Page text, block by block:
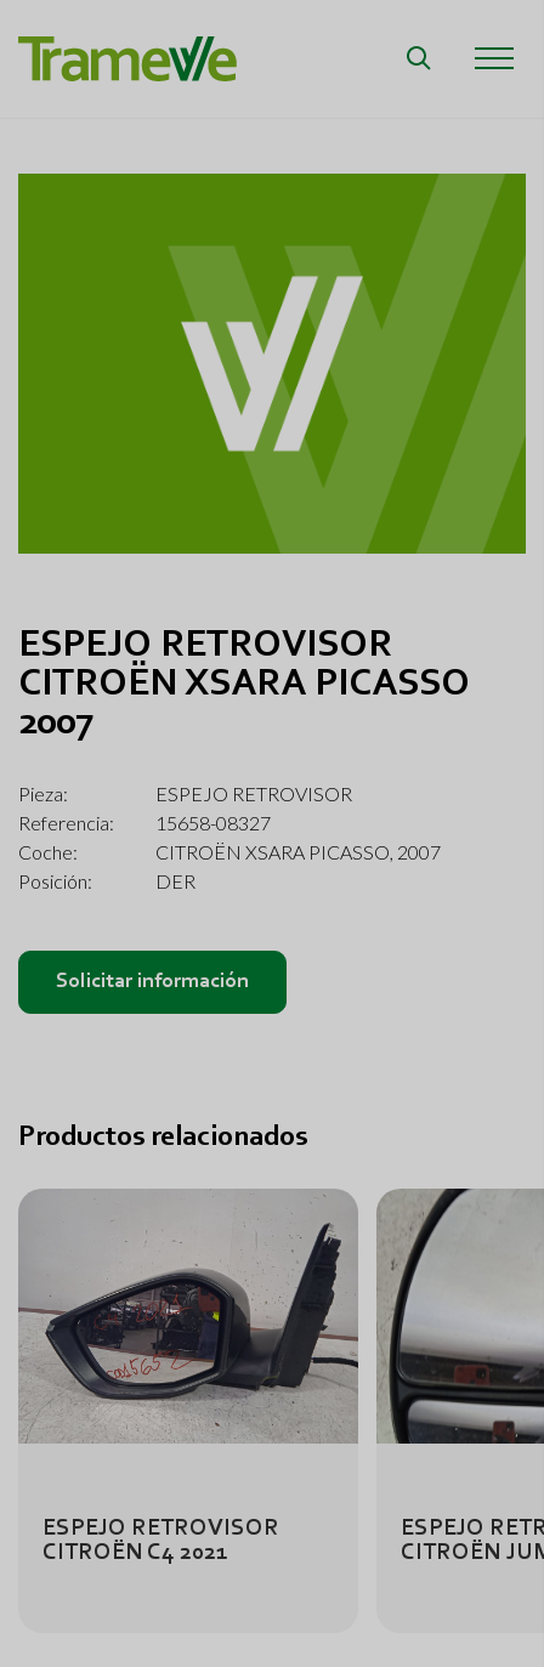
ESPEJO RETROVISOR
CITROËN XSARA PICASSO
2007
Pieza:
ESPEJO RETROVISOR
Referencia:
15658-08327
Coche:
CITROËN XSARA PICASSO, 2007
Posición:
DER
Solicitar información
Productos relacionados
ESPEJO RETROVISOR
CITROËN C4 2021
ESPEJO
CITROËN